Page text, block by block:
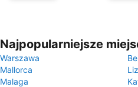
Najpopularniejsze
Warszawa
Mallorca
Malaga